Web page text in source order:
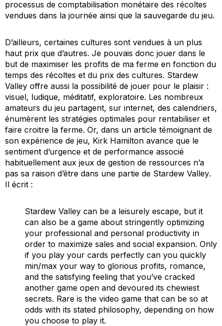
processus de comptabilisation monétaire des récoltes
vendues dans la journée ainsi que la sauvegarde du jeu.
D’ailleurs, certaines cultures sont vendues à un plus
haut prix que d’autres. Je pouvais donc jouer dans le
but de maximiser les profits de ma ferme en fonction du
temps des récoltes et du prix des cultures. Stardew
Valley offre aussi la possibilité de jouer pour le plaisir :
visuel, ludique, méditatif, exploratoire. Les nombreux
amateurs du jeu partagent, sur internet, des calendriers,
énumèrent les stratégies optimales pour rentabiliser et
faire croitre la ferme. Or, dans un article témoignant de
son expérience de jeu, Kirk Hamilton avance que le
sentiment d’urgence et de performance associé
habituellement aux jeux de gestion de ressources n’a
pas sa raison d’être dans une partie de Stardew Valley.
Il écrit :
Stardew Valley can be a leisurely escape, but it
can also be a game about stringently optimizing
your professional and personal productivity in
order to maximize sales and social expansion. Only
if you play your cards perfectly can you quickly
min/max your way to glorious profits, romance,
and the satisfying feeling that you’ve cracked
another game open and devoured its chewiest
secrets. Rare is the video game that can be so at
odds with its stated philosophy, depending on how
you choose to play it.